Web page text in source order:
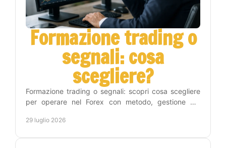
Formazione trading o
segnali: cosa
scegliere?
Formazione trading o segnali: scopri cosa scegliere
per operare nel Forex con metodo, gestione del
29 luglio 2026